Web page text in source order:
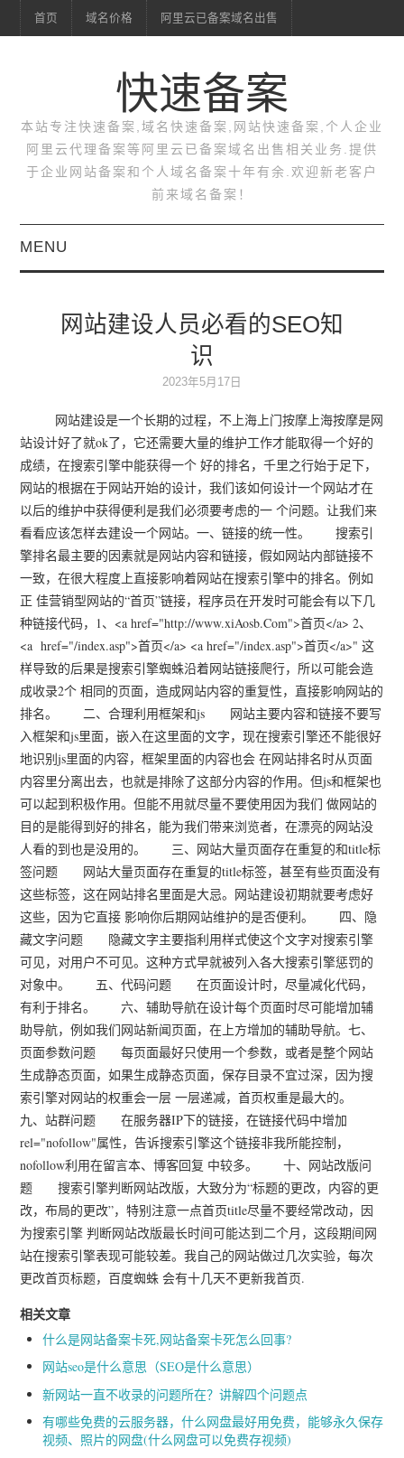
首页 域名价格 阿里云已备案域名出售
快速备案
本站专注快速备案,域名快速备案,网站快速备案,个人企业
阿里云代理备案等阿里云已备案域名出售相关业务.提供
于企业网站备案和个人域名备案十年有余.欢迎新老客户
前来域名备案！
MENU
域名价格
阿里云已备案域名出售
网站建设人员必看的SEO知
识
2023年5月17日
网站建设是一个长期的过程，不上海上门按摩上海按摩是网
站设计好了就ok了，它还需要大量的维护工作才能取得一个好的
成绩，在搜索引擎中能获得一个 好的排名，千里之行始于足下，
网站的根据在于网站开始的设计，我们该如何设计一个网站才在
以后的维护中获得便利是我们必须要考虑的一 个问题。让我们来
看看应该怎样去建设一个网站。一、链接的统一性。 搜索引
擎排名最主要的因素就是网站内容和链接，假如网站内部链接不
一致，在很大程度上直接影响着网站在搜索引擎中的排名。例如
正 佳营销型网站的“首页”链接，程序员在开发时可能会有以下几
种链接代码，1、<a href="http://www.xiAosb.Com">首页</a> 2、
<a href="/index.asp">首页</a> <a href="/index.asp">首页</a>" 这
样导致的后果是搜索引擎蜘蛛沿着网站链接爬行，所以可能会造
成收录2个 相同的页面，造成网站内容的重复性，直接影响网站的
排名。 二、合理利用框架和js 网站主要内容和链接不要写
入框架和js里面，嵌入在这里面的文字，现在搜索引擎还不能很好
地识别js里面的内容，框架里面的内容也会 在网站排名时从页面
内容里分离出去，也就是排除了这部分内容的作用。但js和框架也
可以起到积极作用。但能不用就尽量不要使用因为我们 做网站的
目的是能得到好的排名，能为我们带来浏览者，在漂亮的网站没
人看的到也是没用的。 三、网站大量页面存在重复的和title标
签问题 网站大量页面存在重复的title标签，甚至有些页面没有
这些标签，这在网站排名里面是大忌。网站建设初期就要考虑好
这些，因为它直接 影响你后期网站维护的是否便利。 四、隐
藏文字问题 隐藏文字主要指利用样式使这个文字对搜索引擎
可见，对用户不可见。这种方式早就被列入各大搜索引擎惩罚的
对象中。 五、代码问题 在页面设计时，尽量减化代码，
有利于排名。 六、辅助导航在设计每个页面时尽可能增加辅
助导航，例如我们网站新闻页面，在上方增加的辅助导航。七、
页面参数问题 每页面最好只使用一个参数，或者是整个网站
生成静态页面，如果生成静态页面，保存目录不宜过深，因为搜
索引擎对网站的权重会一层 一层递减，首页权重是最大的。
九、站群问题 在服务器IP下的链接，在链接代码中增加
rel="nofollow"属性，告诉搜索引擎这个链接非我所能控制，
nofollow利用在留言本、博客回复 中较多。 十、网站改版问
题 搜索引擎判断网站改版，大致分为“标题的更改，内容的更
改，布局的更改”，特别注意一点首页title尽量不要经常改动，因
为搜索引擎 判断网站改版最长时间可能达到二个月，这段期间网
站在搜索引擎表现可能较差。我自己的网站做过几次实验，每次
更改首页标题，百度蜘蛛 会有十几天不更新我首页.
相关文章
什么是网站备案卡死,网站备案卡死怎么回事?
网站seo是什么意思（SEO是什么意思）
新网站一直不收录的问题所在？讲解四个问题点
有哪些免费的云服务器，什么网盘最好用免费，能够永久保存
视频、照片的网盘(什么网盘可以免费存视频)